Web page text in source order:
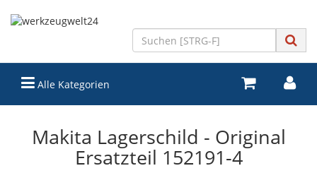
Alle Kategorien
Makita Lagerschild - Original
Ersatzteil 152191-4